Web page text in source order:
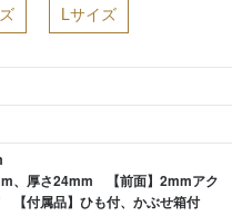
Lサイズ
、厚さ24mm 【前面】2mmアク
付属品】ひも付、かぶせ箱付